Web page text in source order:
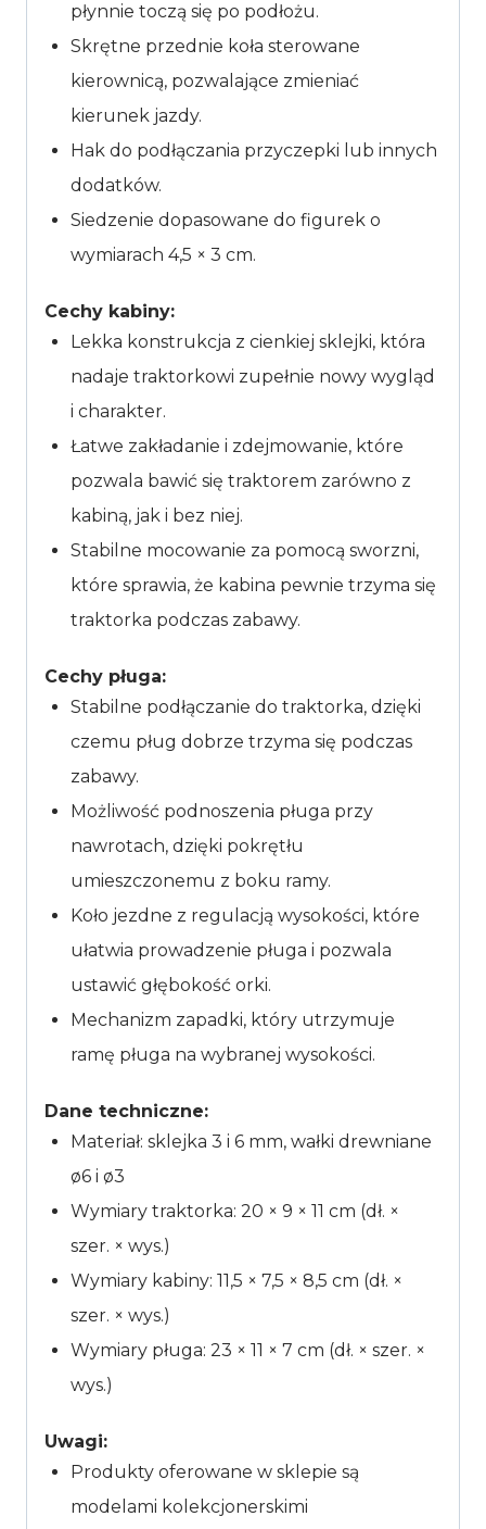
płynnie toczą się po podłożu.
Skrętne przednie koła sterowane
kierownicą, pozwalające zmieniać
kierunek jazdy.
Hak do podłączania przyczepki lub innych
dodatków.
Siedzenie dopasowane do figurek o
wymiarach 4,5 × 3 cm.
Cechy kabiny:
Lekka konstrukcja z cienkiej sklejki, która
nadaje traktorkowi zupełnie nowy wygląd
i charakter.
Łatwe zakładanie i zdejmowanie, które
pozwala bawić się traktorem zarówno z
kabiną, jak i bez niej.
Stabilne mocowanie za pomocą sworzni,
które sprawia, że kabina pewnie trzyma się
traktorka podczas zabawy.
Cechy pługa:
Stabilne podłączanie do traktorka, dzięki
czemu pług dobrze trzyma się podczas
zabawy.
Możliwość podnoszenia pługa przy
nawrotach, dzięki pokrętłu
umieszczonemu z boku ramy.
Koło jezdne z regulacją wysokości, które
ułatwia prowadzenie pługa i pozwala
ustawić głębokość orki.
Mechanizm zapadki, który utrzymuje
ramę pługa na wybranej wysokości.
Dane techniczne:
Materiał: sklejka 3 i 6 mm, wałki drewniane
ø6 i ø3
Wymiary traktorka: 20 × 9 × 11 cm (dł. ×
szer. × wys.)
Wymiary kabiny: 11,5 × 7,5 × 8,5 cm (dł. ×
szer. × wys.)
Wymiary pługa: 23 × 11 × 7 cm (dł. × szer. ×
wys.)
Uwagi:
Produkty oferowane w sklepie są
modelami kolekcjonerskimi